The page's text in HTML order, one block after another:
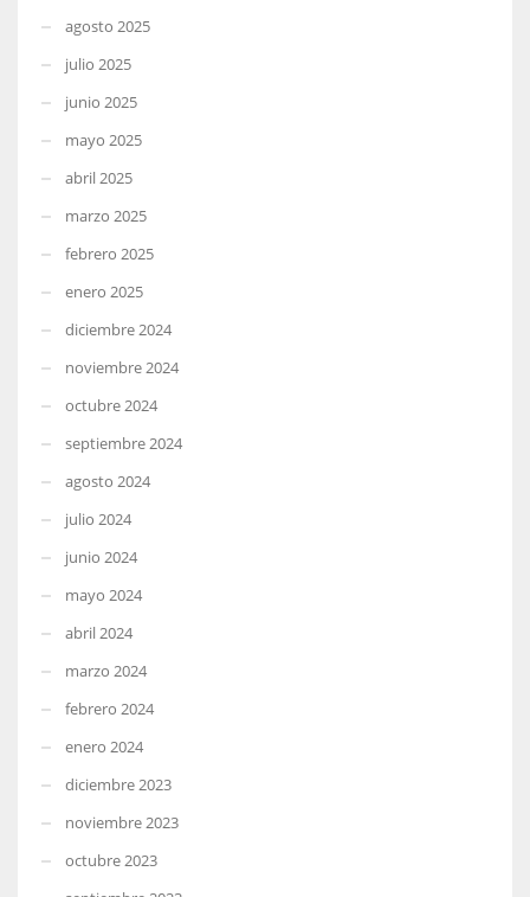
agosto 2025
julio 2025
junio 2025
mayo 2025
abril 2025
marzo 2025
febrero 2025
enero 2025
diciembre 2024
noviembre 2024
octubre 2024
septiembre 2024
agosto 2024
julio 2024
junio 2024
mayo 2024
abril 2024
marzo 2024
febrero 2024
enero 2024
diciembre 2023
noviembre 2023
octubre 2023